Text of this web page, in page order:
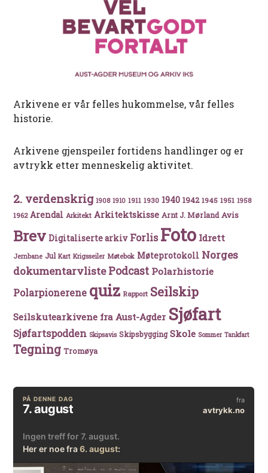
Arkivene er vår felles hukommelse, vår felles
historie.
Arkivene gjenspeiler fortidens handlinger og er
avtrykk etter menneskelig aktivitet.
2. verdenskrig 1908 1910 1911 1930 1940 1942 1945 1951 1958
1962 Arendal Arkitekt Arkitektskisse Arnt J. Mørland Avis
Brev Digitaliserte arkiv Forlis Foto Idrett
Jernbane Jul Kart Krigsseiler Møtebok Møteprotokoll Norges
dokumentarvlistePodcast Polarhistorie
Polarpionerene quiz Rapport Seilskip
Seilskutearkivene fra Aust-Agder Sjøfart
Sjøfartspodden Skipsavis Skipsbygging Skole Sommer Tankfart
Tegning Tromøya